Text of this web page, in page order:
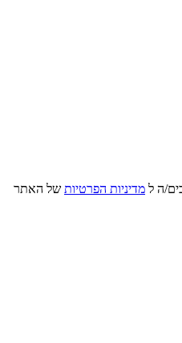
ה ל מדיניות הפרטיות של האתר